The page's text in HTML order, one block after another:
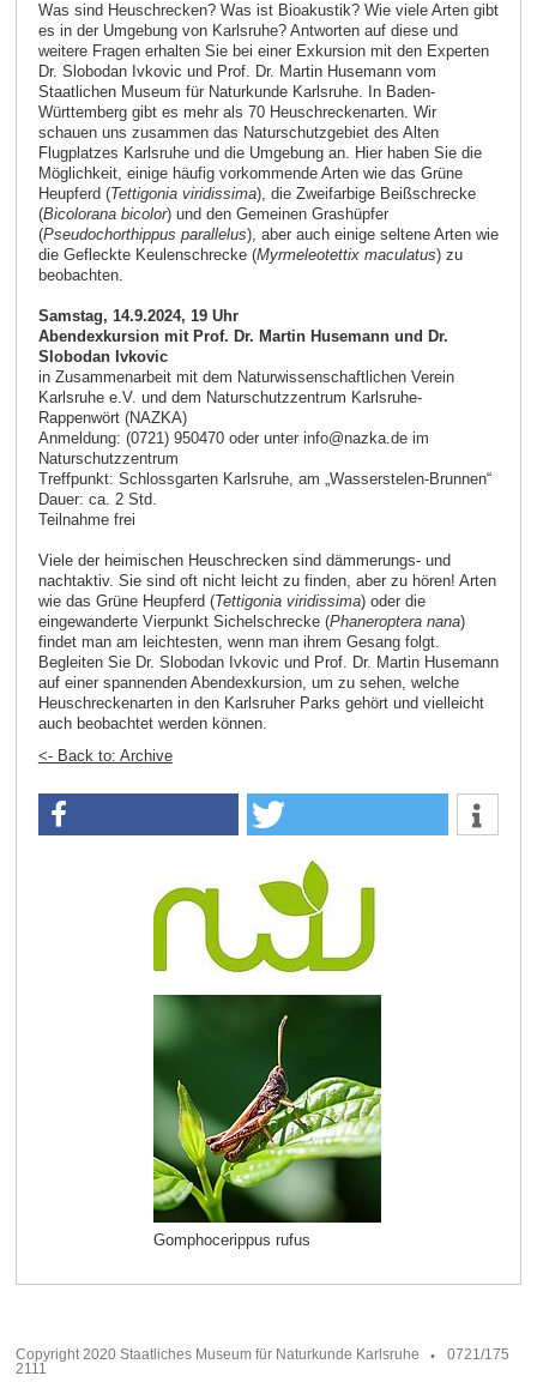
Gomphocerippus rufus
Was sind Heuschrecken? Was ist Bioakustik? Wie viele Arten gibt
es in der Umgebung von Karlsruhe? Antworten auf diese und
weitere Fragen erhalten Sie bei einer Exkursion mit den Experten
Dr. Slobodan Ivkovic und Prof. Dr. Martin Husemann vom
Staatlichen Museum für Naturkunde Karlsruhe. In Baden-
Württemberg gibt es mehr als 70 Heuschreckenarten. Wir
schauen uns zusammen das Naturschutzgebiet des Alten
Flugplatzes Karlsruhe und die Umgebung an. Hier haben Sie die
Möglichkeit, einige häufig vorkommende Arten wie das Grüne
Heupferd (Tettigonia viridissima), die Zweifarbige Beißschrecke
(Bicolorana bicolor) und den Gemeinen Grashüpfer
(Pseudochorthippus parallelus), aber auch einige seltene Arten wie
die Gefleckte Keulenschrecke (Myrmeleotettix maculatus) zu
beobachten.
Samstag, 14.9.2024, 19 Uhr
Abendexkursion mit Prof. Dr. Martin Husemann und Dr.
Slobodan Ivkovic
in Zusammenarbeit mit dem Naturwissenschaftlichen Verein
Karlsruhe e.V. und dem Naturschutzzentrum Karlsruhe-
Rappenwört (NAZKA)
Anmeldung: (0721) 950470 oder unter info@nazka.de im
Naturschutzzentrum
Treffpunkt: Schlossgarten Karlsruhe, am „Wasserstelen-Brunnen“
Dauer: ca. 2 Std.
Teilnahme frei
Viele der heimischen Heuschrecken sind dämmerungs- und
nachtaktiv. Sie sind oft nicht leicht zu finden, aber zu hören! Arten
wie das Grüne Heupferd (Tettigonia viridissima) oder die
eingewanderte Vierpunkt Sichelschrecke (Phaneroptera nana)
findet man am leichtesten, wenn man ihrem Gesang folgt.
Begleiten Sie Dr. Slobodan Ivkovic und Prof. Dr. Martin Husemann
auf einer spannenden Abendexkursion, um zu sehen, welche
Heuschreckenarten in den Karlsruher Parks gehört und vielleicht
auch beobachtet werden können.
<- Back to: Archive
Copyright 2020 Staatliches Museum für Naturkunde Karlsruhe
0721/175
2111